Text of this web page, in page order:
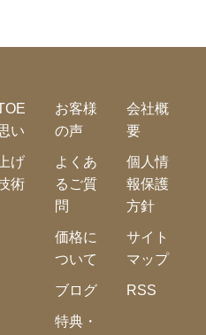
い
げ
術
お客様
の声
よくあ
るご質
問
価格に
ついて
ブログ
特典・
会社概
要
個人情
報保護
方針
サイト
マップ
RSS